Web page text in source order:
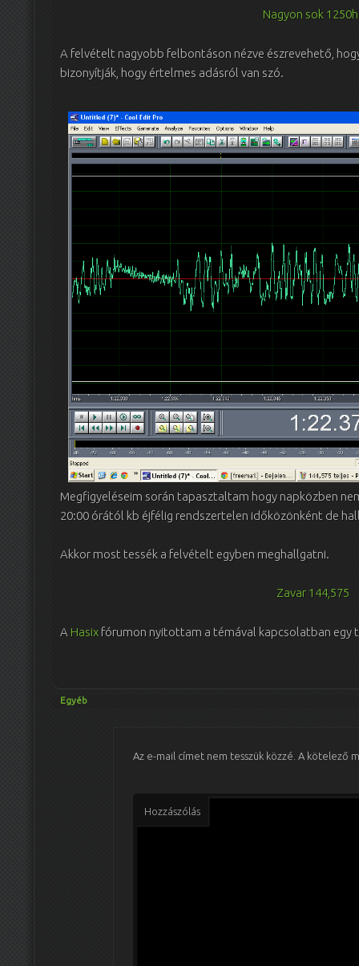
Nagyon sok
A felvételt nagyobb felbontáson nézve észrevehető,
bizonyítják, hogy értelmes adásról van szó.
Megfigyeléseim során tapasztaltam hogy napközben
20:00 órától kb éjfélig rendszertelen időközönként de
Akkor most tessék a felvételt egyben meghallgatni.
Zavar 144,575
A Hasix fórumon nyitottam a témával kapcsolatban
Egyéb
Az e-mail címet nem tesszük közzé. A kötelező
Hozzászólás